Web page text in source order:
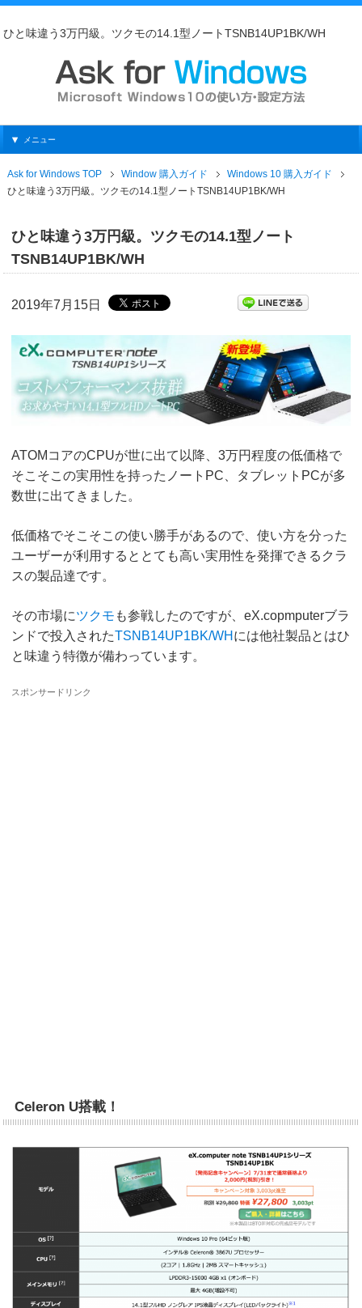
ひと味違う3万円級。ツクモの14.1型ノートTSNB14UP1BK/WH
メニュー
Ask for Windows TOP Window 購入ガイド
Windows 10 購入ガイド
ひと味違う3万円級。ツクモの14.1型ノートTSNB14UP1BK/WH
ひと味違う3万円級。ツクモの14.1型ノート
TSNB14UP1BK/WH
2019年7月15日
ATOMコアのCPUが世に出て以降、3万円程度の低価格で
そこそこの実用性を持ったノートPC、タブレットPCが多
数世に出てきました。
低価格でそこそこの使い勝手があるので、使い方を分った
ユーザーが利用するととても高い実用性を発揮できるクラ
スの製品達です。
その市場にツクモ も参戦したのですが、eX.copmputerブラ
ンドで投入されたTSNB14UP1BK/WH には他社製品とはひ
と味違う特徴が備わっています。
スポンサードリンク
Celeron U搭載！